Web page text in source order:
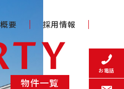
要 採用情報
お電話
物件一覧